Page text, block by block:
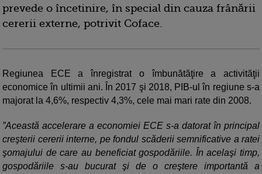
prevede o încetinire, în special din cauza frânării
cererii externe, potrivit Coface.
Regiunea ECE a înregistrat o îmbunătăţire a activităţii
economice în ultimii ani. În 2017 şi 2018, PIB-ul în regiune s-a
majorat la 4,6%, respectiv 4,3%, cele mai mari rate din 2008.
”Această accelerare a economiei ECE s-a datorat în principal
creşterii cererii interne, pe fondul scăderii semnificative a ratei
şomajului de care au beneficiat gospodăriile. În acelaşi timp,
gospodăriile s-au bucurat şi de o creştere importantă a